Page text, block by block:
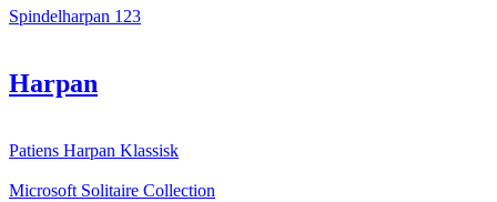
Spindelharpan 123
Harpan
Patiens Harpan Klassisk
Microsoft Solitaire Collection